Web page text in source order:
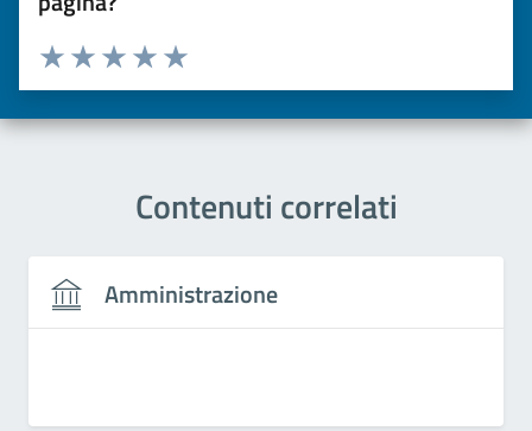
Valuta da 1 a 5 stelle la pagina
Valuta 5 stelle su 5
Valuta 4 stelle su 5
Valuta 3 stelle su 5
Valuta 2 stelle su 5
Valuta una stella su 5
Contenuti correlati
Amministrazione